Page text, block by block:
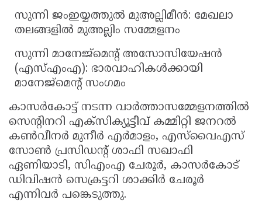
സുന്നി ജംഇയ്യത്തുൽ മുഅല്ലിമീൻ: മേഖലാ
തലങ്ങളിൽ മുഅല്ലിം സമ്മേളനം
സുന്നി മാനേജ്മെന്റ് അസോസിയേഷൻ
(എസ്‌എംഎ): ഭാരവാഹികൾക്കായി
മാനേജ്മെന്റ് സംഗമം
കാസർകോട്ട് നടന്ന വാർത്താസമ്മേളനത്തിൽ
സെന്റിനറി എക്സിക്യൂട്ടീവ് കമ്മിറ്റി ജനറൽ
കൺവീനർ മുനീർ എർമാളം, എസ്‌വൈഎസ്
സോൺ പ്രസിഡന്റ് ശാഫി സഖാഫി
ഏണിയാടി, സിഎംഎ ചേരൂർ, കാസർകോട്
ഡിവിഷൻ സെക്രട്ടറി ശാക്കിർ ചേരൂർ
എന്നിവർ പങ്കെടുത്തു.